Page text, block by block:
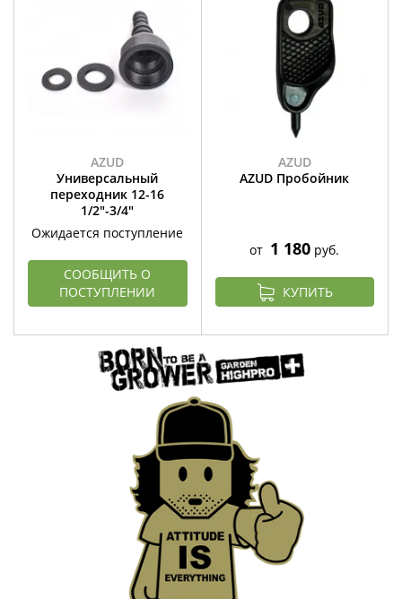
AZUD
Универсальный
переходник 12-16
1/2"-3/4"
Ожидается поступление
СООБЩИТЬ О
ПОСТУПЛЕНИИ
AZUD
AZUD Пробойник
от 1 180 руб.
КУПИТЬ